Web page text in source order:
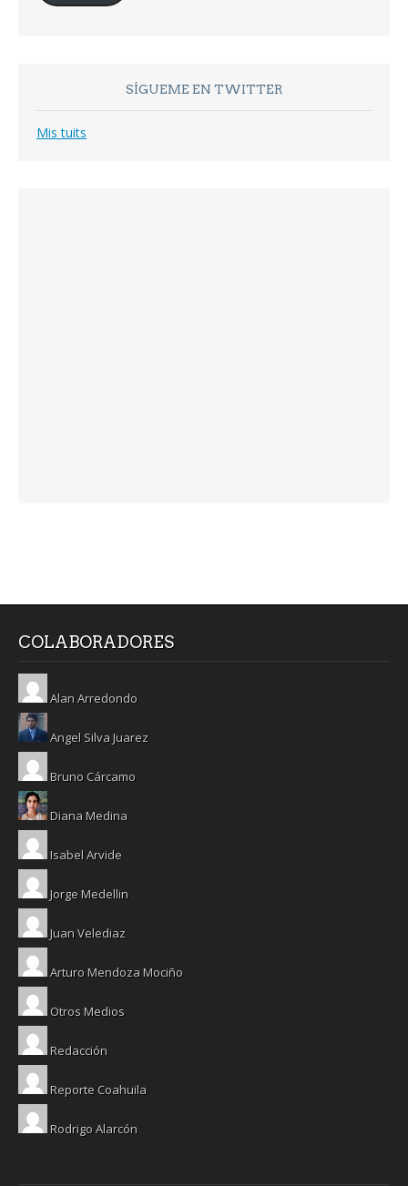
SÍGUEME EN TWITTER
Mis tuits
COLABORADORES
Alan Arredondo
Angel Silva Juarez
Bruno Cárcamo
Diana Medina
Isabel Arvide
Jorge Medellin
Juan Velediaz
Arturo Mendoza Mociño
Otros Medios
Redacción
Reporte Coahuila
Rodrigo Alarcón